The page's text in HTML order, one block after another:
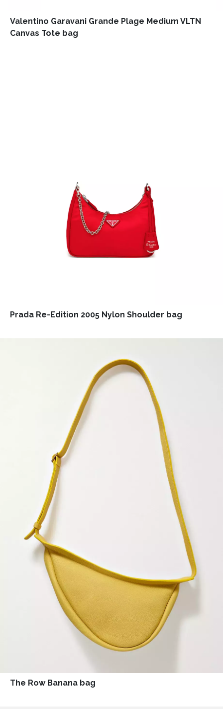
Valentino Garavani Grande Plage Medium VLTN
Canvas Tote bag
Prada Re-Edition 2005 Nylon Shoulder bag
The Row Banana bag